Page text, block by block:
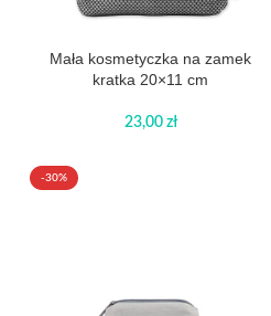
Mała kosmetyczka na zamek
kratka 20×11 cm
23,00 zł
-30%